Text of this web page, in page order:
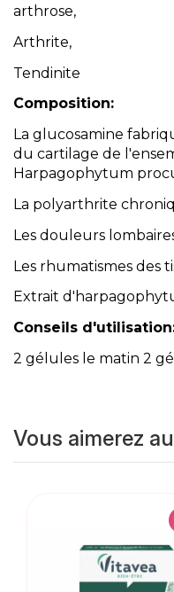
arthrose,
Arthrite,
Tendinite
Composition:
La glucosamine
du cartilage de
Harpagophytum
La polyarthrite
Les douleurs
Les rhumatismes des
Extrait
Conseils
2 gélules le matin 2
Vous aimerez